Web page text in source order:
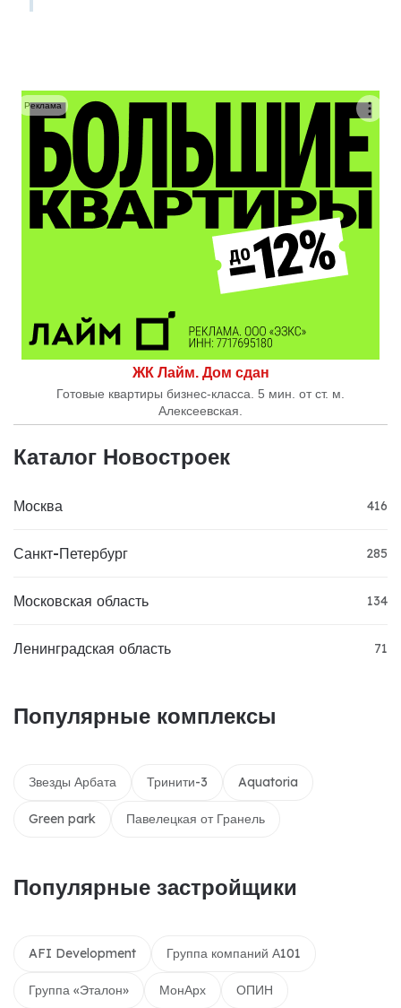
ЖК Лайм. Дом сдан
Готовые квартиры бизнес-класса. 5 мин. от ст. м.
Алексеевская.
Реклама
Каталог Новостроек
Москва 416
Санкт-Петербург 285
Московская область 134
Ленинградская область 71
Популярные комплексы
Звезды Арбата Тринити-3 Aquatoria
Green park Павелецкая от Гранель
Популярные застройщики
AFI Development Группа компаний А101
Группа «Эталон» МонАрх ОПИН